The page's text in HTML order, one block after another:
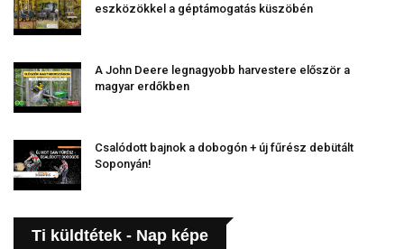
eszközökkel a géptámogatás küszöbén
A John Deere legnagyobb harvestere először a
magyar erdőkben
Csalódott bajnok a dobogón + új fűrész debütált
Soponyán!
Ti küldtétek - Nap képe